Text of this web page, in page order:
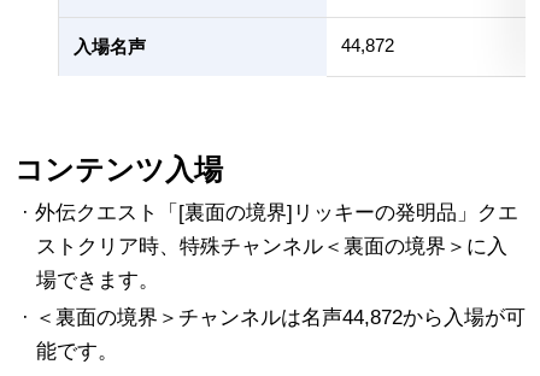
入場名声 44,872
コンテンツ入場
· 外伝クエスト「[裏面の境界]リッキーの発明品」クエ
ストクリア時、特殊チャンネル＜裏面の境界＞に入
場できます。
· ＜裏面の境界＞チャンネルは名声44,872から入場が可
能です。